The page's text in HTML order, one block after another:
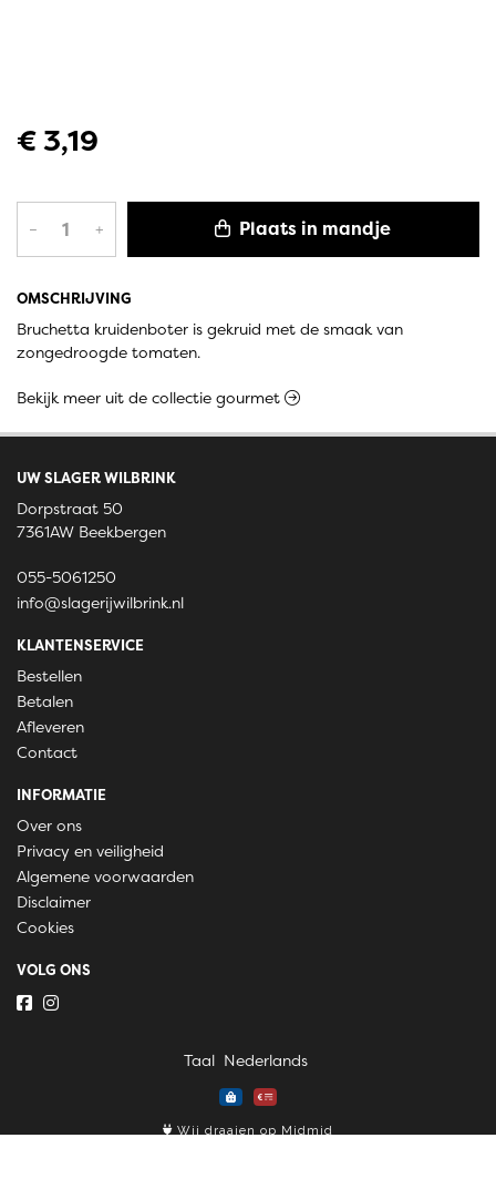
OMSCHRIJVING
Bruchetta kruidenboter is gekruid met de smaak van
zongedroogde tomaten.
€ 3,19
– + Plaats in mandje
Bekijk meer uit de collectie gourmet
UW SLAGER WILBRINK
Dorpstraat 50
7361AW Beekbergen
055-5061250
info@slagerijwilbrink.nl
KLANTENSERVICE
Bestellen
Betalen
Afleveren
Contact
INFORMATIE
Over ons
Privacy en veiligheid
Algemene voorwaarden
Disclaimer
Cookies
VOLG ONS
Taal
Wij draaien op Midmid